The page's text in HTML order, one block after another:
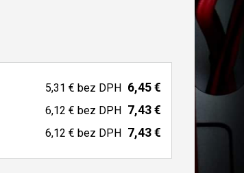
5,31 € bez DPH 6,45 €
6,12 € bez DPH 7,43 €
6,12 € bez DPH 7,43 €